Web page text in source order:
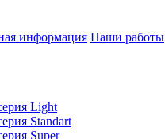
информация Наши работы
Light
Standart
Super